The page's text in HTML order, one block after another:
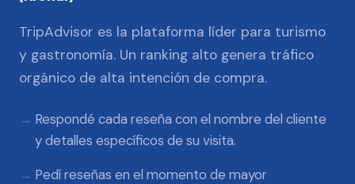
TripAdvisor es la plataforma líder para turismo
y gastronomía. Un ranking alto genera tráfico
orgánico de alta intención de compra.
Respondé cada reseña con el nombre del cliente
y detalles específicos de su visita.
Pedí reseñas en el momento de mayor